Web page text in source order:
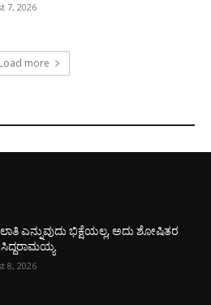
7, 2026
Load more
ಎನ್ನುವುದು ಭಿಕ್ಷೆಯಲ್ಲ, ಅದು ಶೋಷಿತರ
ಸಿದ್ದರಾಮಯ್ಯ
8, 2026